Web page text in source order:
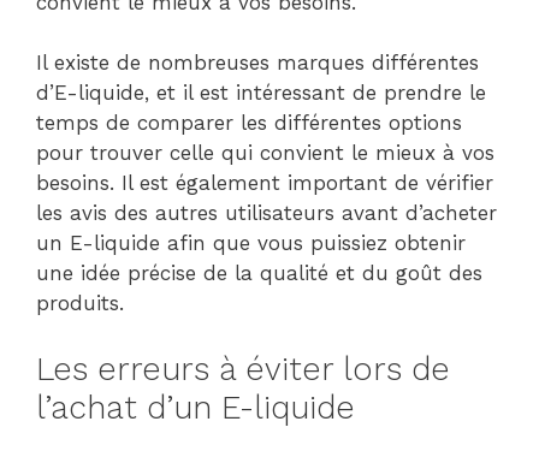
Il existe de nombreuses marques différentes
d’E-liquide, et il est intéressant de prendre le
temps de comparer les différentes options
pour trouver celle qui convient le mieux à vos
besoins. Il est également important de vérifier
les avis des autres utilisateurs avant d’acheter
un E-liquide afin que vous puissiez obtenir
une idée précise de la qualité et du goût des
produits.
Les erreurs à éviter lors de
l’achat d’un E-liquide